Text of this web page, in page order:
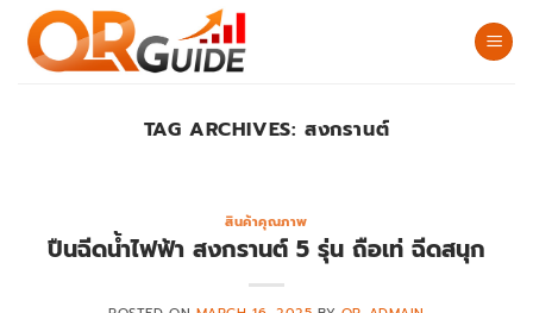
Skip
content
TAG ARCHIVES: สงกรานต์
สินค้าคุณภาพ
ปืนฉีดน้ำไฟฟ้า สงกรานต์ 5 รุ่น ถือเท่ ฉีดสนุก